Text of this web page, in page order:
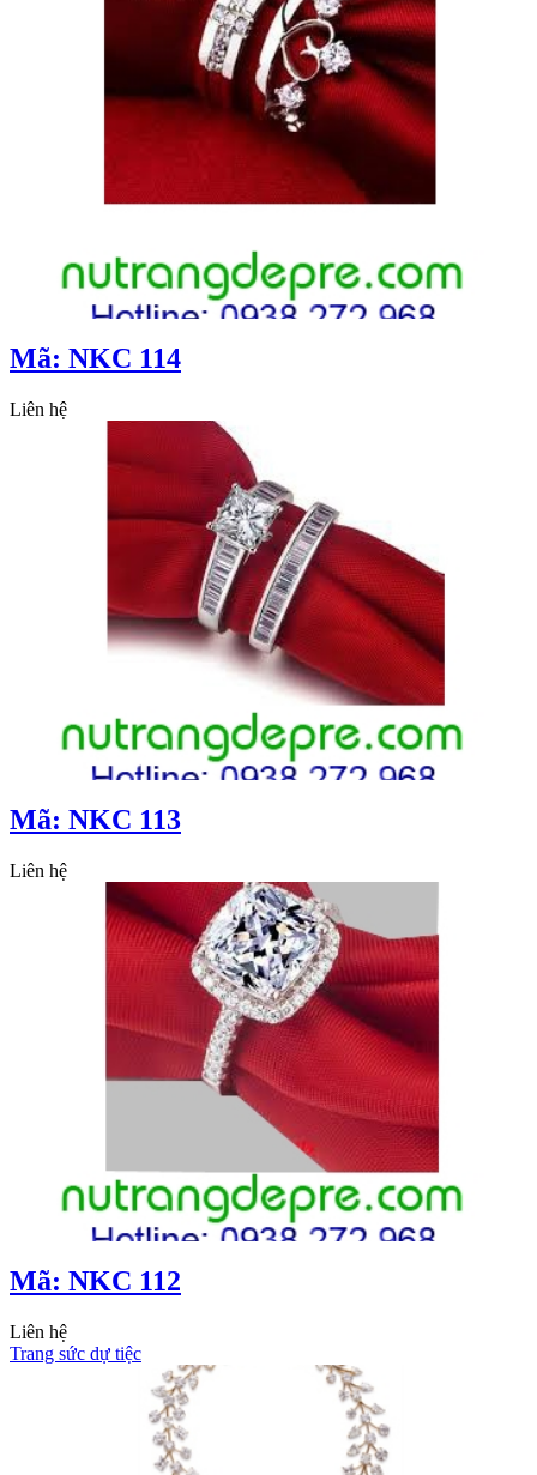
Mã: NKC 114
Liên hệ
Mã: NKC 113
Liên hệ
Mã: NKC 112
Liên hệ
Trang sức dự tiệc